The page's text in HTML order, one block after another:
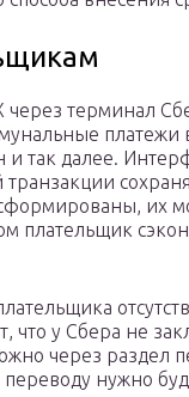
через терминал
платежи
и так далее.
их
плательщик
что у Сбера не
через раздел
нужно